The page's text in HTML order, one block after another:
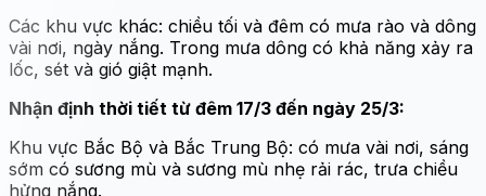
Các khu vực khác: chiều tối và đêm có mưa rào và dông
vài nơi, ngày nắng. Trong mưa dông có khả năng xảy ra
lốc, sét và gió giật mạnh.
Nhận định thời tiết từ đêm 17/3 đến ngày 25/3:
Khu vực Bắc Bộ và Bắc Trung Bộ: có mưa vài nơi, sáng
sớm có sương mù và sương mù nhẹ rải rác, trưa chiều
hửng nắng.